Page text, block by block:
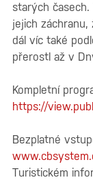
starých
jejich záchranu,
dál víc také
přerostl až v
Kompletní
https://
Bezplatné
Turistickém